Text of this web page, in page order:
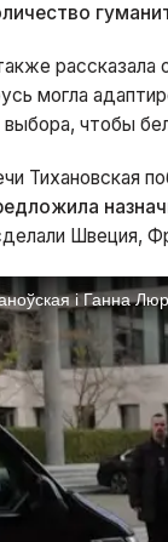
могла
выбора, чтобы
Тихановская
Швеция,